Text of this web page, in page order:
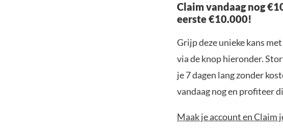
Claim vandaag nog
eerste €10.000!
Grijp deze unieke kans
via de knop hieronder.
je 7 dagen lang zonder
vandaag nog en profiteer
Maak je account en Claim